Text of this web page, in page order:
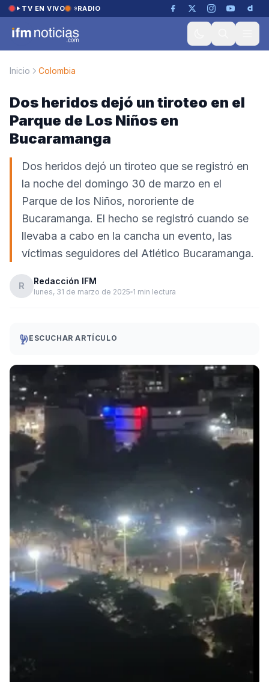
Saltar al contenido
TV EN VIVO RADIO
Inicio Colombia
Dos heridos dejó un tiroteo en el
Parque de Los Niños en
Bucaramanga
Dos heridos dejó un tiroteo que se registró en
la noche del domingo 30 de marzo en el
Parque de los Niños, nororiente de
Bucaramanga. El hecho se registró cuando se
llevaba a cabo en la cancha un evento, las
víctimas seguidores del Atlético Bucaramanga.
R Redacción IFM
lunes, 31 de marzo de 2025 1 min lectura
ESCUCHAR ARTÍCULO